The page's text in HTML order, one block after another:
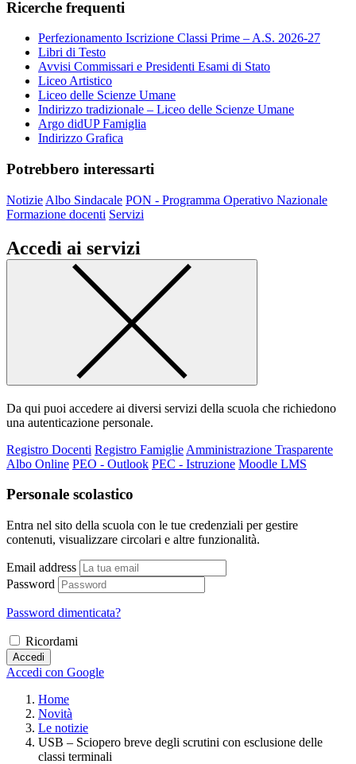
Ricerche frequenti
Perfezionamento Iscrizione Classi Prime – A.S. 2026-27
Libri di Testo
Avvisi Commissari e Presidenti Esami di Stato
Liceo Artistico
Liceo delle Scienze Umane
Indirizzo tradizionale – Liceo delle Scienze Umane
Argo didUP Famiglia
Indirizzo Grafica
Potrebbero interessarti
Notizie Albo Sindacale PON - Programma Operativo Nazionale
Formazione docenti Servizi
Accedi ai servizi
Da qui puoi accedere ai diversi servizi della scuola che richiedono
una autenticazione personale.
Registro Docenti Registro Famiglie Amministrazione Trasparente
Albo Online PEO - Outlook PEC - Istruzione Moodle LMS
Personale scolastico
Entra nel sito della scuola con le tue credenziali per gestire
contenuti, visualizzare circolari e altre funzionalità.
Email address
Password
Password dimenticata?
Ricordami
Accedi
Accedi con Google
Home
Novità
Le notizie
USB – Sciopero breve degli scrutini con esclusione delle
classi terminali